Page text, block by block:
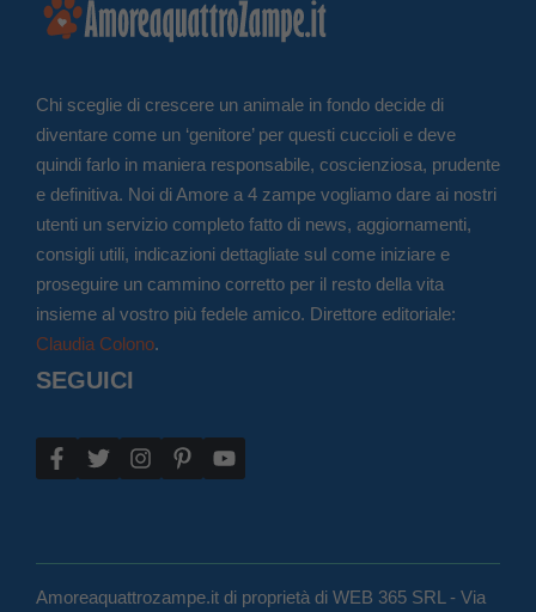
Chi sceglie di crescere un animale in fondo decide di
diventare come un ‘genitore’ per questi cuccioli e deve
quindi farlo in maniera responsabile, coscienziosa, prudente
e definitiva. Noi di Amore a 4 zampe vogliamo dare ai nostri
utenti un servizio completo fatto di news, aggiornamenti,
consigli utili, indicazioni dettagliate sul come iniziare e
proseguire un cammino corretto per il resto della vita
insieme al vostro più fedele amico. Direttore editoriale:
Claudia Colono.
SEGUICI
Amoreaquattrozampe.it di proprietà di WEB 365 SRL - Via